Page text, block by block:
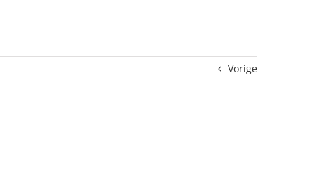
Vorige